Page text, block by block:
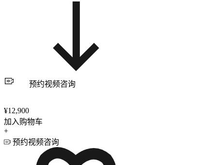
预约视频咨询
¥12,900
加入购物车
+
预约视频咨询